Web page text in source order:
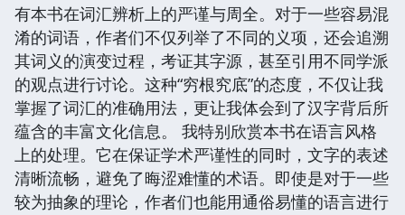
有本书在词汇辨析上的严谨与周全。对于一些容易混
淆的词语，作者们不仅列举了不同的义项，还会追溯
其词义的演变过程，考证其字源，甚至引用不同学派
的观点进行讨论。这种“穷根究底”的态度，不仅让我
掌握了词汇的准确用法，更让我体会到了汉字背后所
蕴含的丰富文化信息。 我特别欣赏本书在语言风格
上的处理。它在保证学术严谨性的同时，文字的表述
清晰流畅，避免了晦涩难懂的术语。即使是对于一些
较为抽象的理论，作者们也能用通俗易懂的语言进行